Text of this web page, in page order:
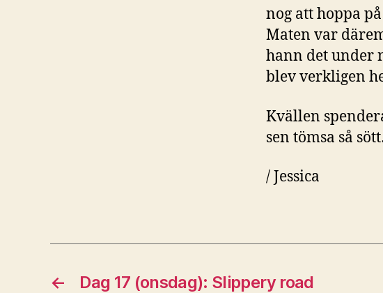
nog att hoppa
Maten var
hann det under
blev verkligen
Kvällen
sen tömsa så
/ Jessica
← Dag 17 (onsdag): Slippery road